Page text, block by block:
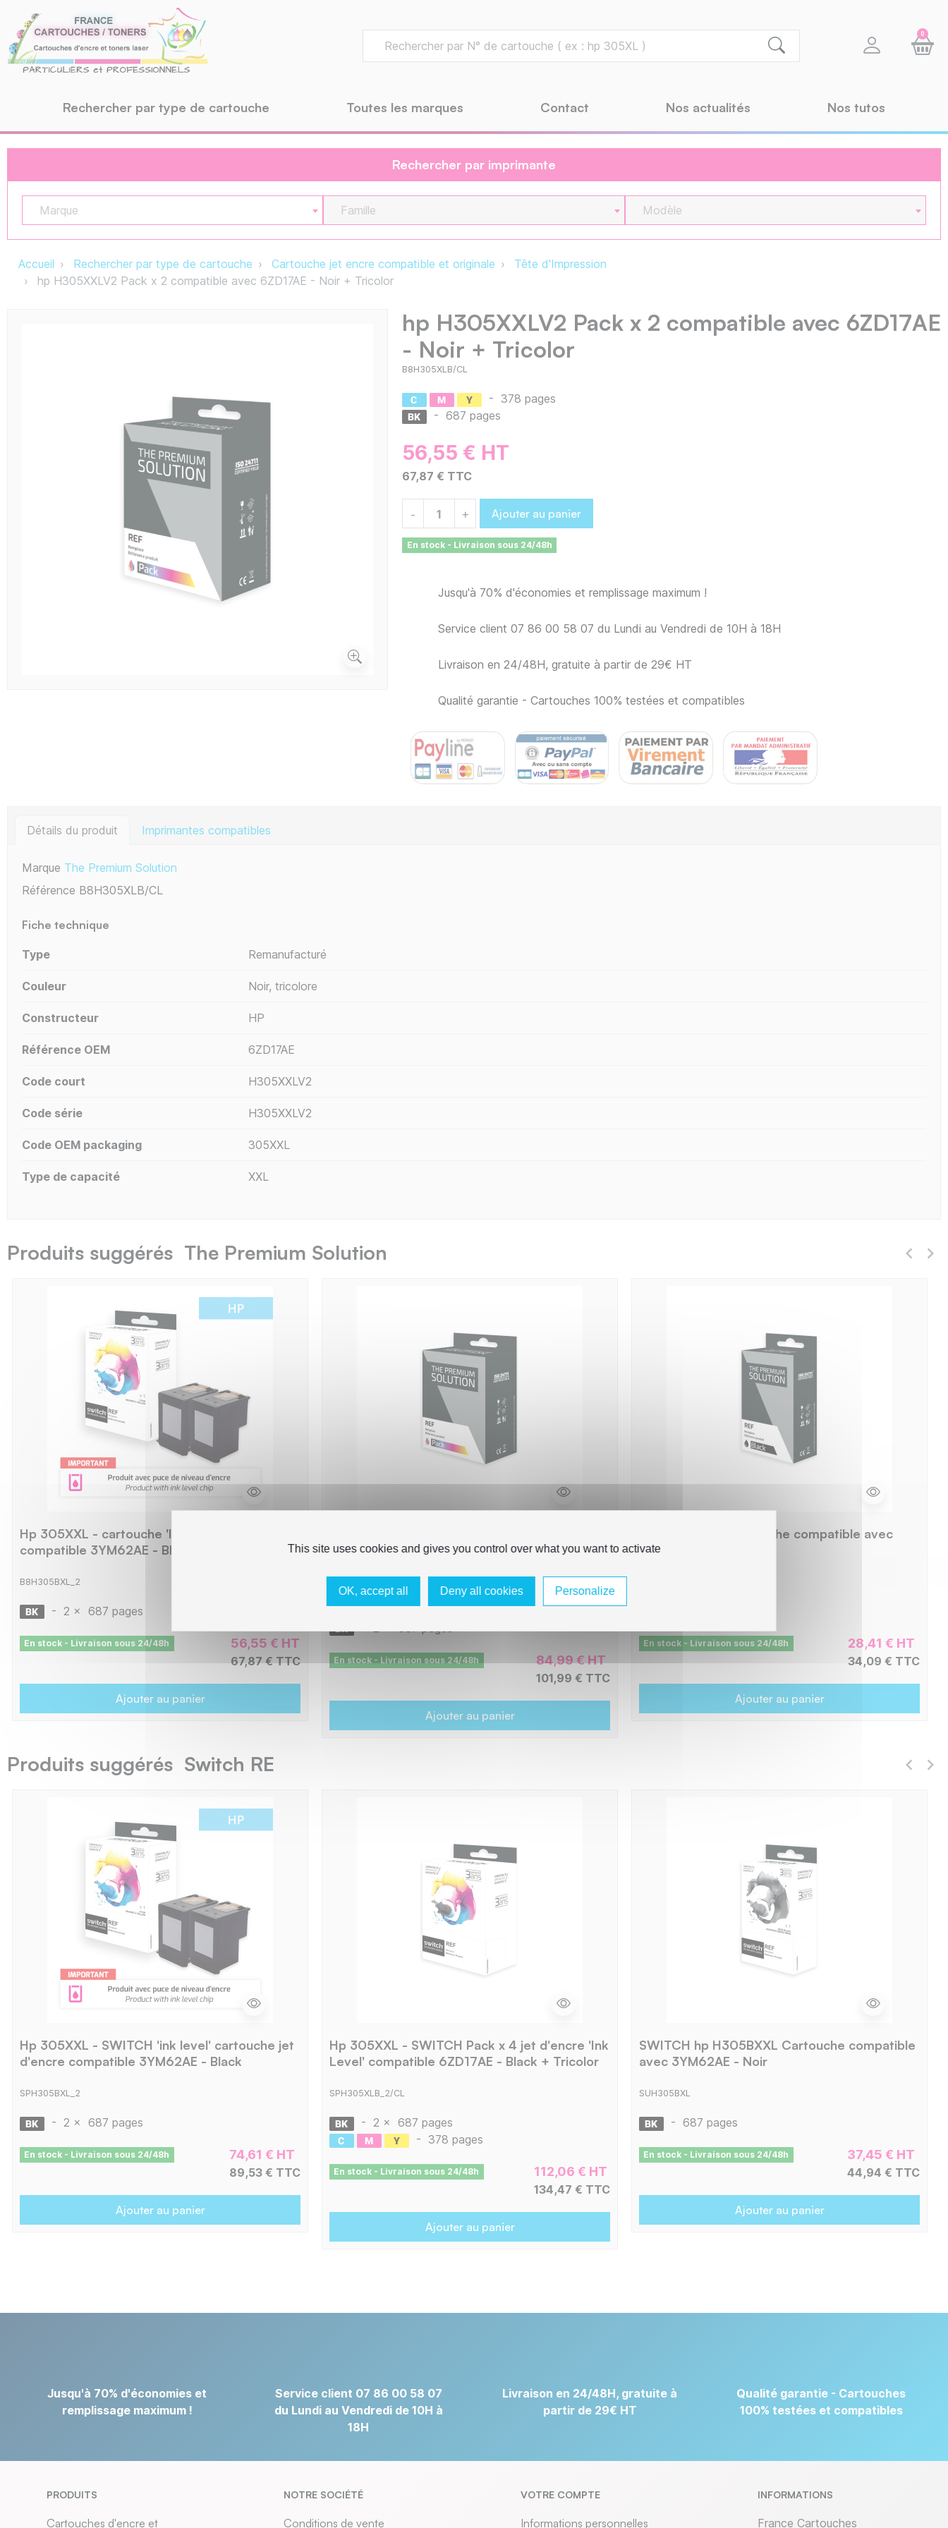
0
Rechercher par type de cartouche Toutes les marques Contact Nos actualités Nos tutos
Rechercher par imprimante
Marque Famille Modèle
Accueil Rechercher par type de cartouche Cartouche jet encre compatible et originale
Tête d'Impression
hp H305XXLV2 Pack x 2 compatible avec 6ZD17AE - Noir + Tricolor
hp H305XXLV2 Pack x 2 compatible avec 6ZD17AE
- Noir + Tricolor
B8H305XLB/CL
- 378 pages
- 687 pages
56,55 € HT
67,87 € TTC
- + Ajouter au panier
En stock - Livraison sous 24/48h
Jusqu'à 70% d'économies et remplissage maximum !
Service client 07 86 00 58 07 du Lundi au Vendredi de 10H à 18H
Livraison en 24/48H, gratuite à partir de 29€ HT
Qualité garantie - Cartouches 100% testées et compatibles
Détails du produit Imprimantes compatibles
Marque The Premium Solution
Référence B8H305XLB/CL
Fiche technique
Type Remanufacturé
Couleur Noir, tricolore
Constructeur HP
Référence OEM 6ZD17AE
Code court H305XXLV2
Code série H305XXLV2
Code OEM packaging 305XXL
Type de capacité XXL
Produits suggérés The Premium Solution
Hp 305XXL - cartouche 'Ink Level' jet d'encre
compatible 3YM62AE - Black
B8H305BXL_2
- 2 x 687 pages
En stock - Livraison sous 24/48h 56,55 € HT
67,87 € TTC
Ajouter au panier
compatible 6ZD17AE - Black + Tricolor
-378 pages
En stock - Livraison sous 24/48h 84,99 € HT
101,99 € TTC
Ajouter au panier
hp H305BXXL Cartouche compatible avec
3YM62AE - Noir
En stock - Livraison sous 24/48h 28,41 € HT
34,09 € TTC
Ajouter au panier
Produits suggérés Switch RE
Hp 305XXL - SWITCH 'ink level' cartouche jet
d'encre compatible 3YM62AE - Black
SPH305BXL_2
- 2 x 687 pages
En stock - Livraison sous 24/48h 74,61 € HT
89,53 € TTC
Ajouter au panier
Hp 305XXL - SWITCH Pack x 4 jet d'encre 'Ink
Level' compatible 6ZD17AE - Black + Tricolor
SPH305XLB_2/CL
- 2 x 687 pages
- 378 pages
En stock - Livraison sous 24/48h 112,06 € HT
134,47 € TTC
Ajouter au panier
SWITCH hp H305BXXL Cartouche compatible
avec 3YM62AE - Noir
SUH305BXL
- 687 pages
En stock - Livraison sous 24/48h 37,45 € HT
44,94 € TTC
Ajouter au panier
Jusqu'à 70% d'économies et
remplissage maximum !
Service client 07 86 00 58 07
du Lundi au Vendredi de 10H à
18H
Livraison en 24/48H, gratuite à
partir de 29€ HT
Qualité garantie - Cartouches
100% testées et compatibles
PRODUITS
Cartouches d'encre et
NOTRE SOCIÉTÉ
Conditions de vente
VOTRE COMPTE
Informations personnelles
INFORMATIONS
France Cartouches
This site uses cookies and gives you control over what you want to activate
OK, accept all Deny all cookies Personalize